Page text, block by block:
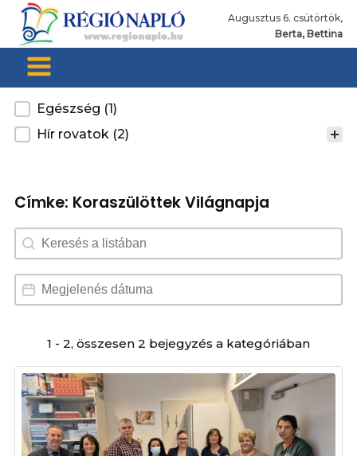
Augusztus 6. csütörtök,
Berta, Bettina
Kategoria
Egészség (1)
Hír rovatok (2)
Címke: Koraszülöttek Világnapja
Search content
Dátum választó
Date
1 - 2, összesen 2 bejegyzés a kategóriában